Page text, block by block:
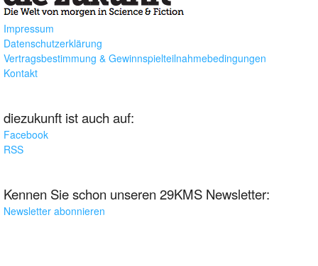
Impressum
Datenschutzerklärung
Vertragsbestimmung & Gewinnspielteilnahmebedingungen
Kontakt
diezukunft ist auch auf:
Facebook
RSS
Kennen Sie schon unseren 29KMS Newsletter:
Newsletter abonnieren